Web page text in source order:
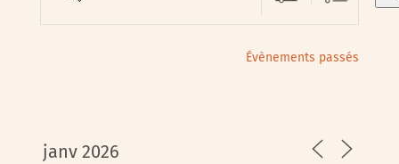
Évènements passés